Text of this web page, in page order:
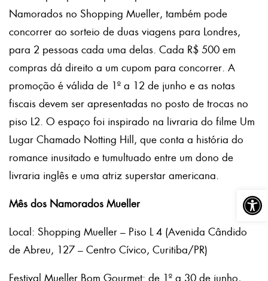
Abrir
Namorados no Shopping Mueller, também pode
concorrer ao sorteio de duas viagens para Londres,
para 2 pessoas cada uma delas. Cada R$ 500 em
compras dá direito a um cupom para concorrer. A
promoção é válida de 1º a 12 de junho e as notas
fiscais devem ser apresentadas no posto de trocas no
piso L2. O espaço foi inspirado na livraria do filme Um
Lugar Chamado Notting Hill, que conta a história do
romance inusitado e tumultuado entre um dono de
livraria inglês e uma atriz superstar americana.
Mês dos Namorados Mueller
Local: Shopping Mueller – Piso L 4 (Avenida Cândido
de Abreu, 127 – Centro Cívico, Curitiba/PR)
Festival Mueller Bom Gourmet: de 1º a 30 de junho,